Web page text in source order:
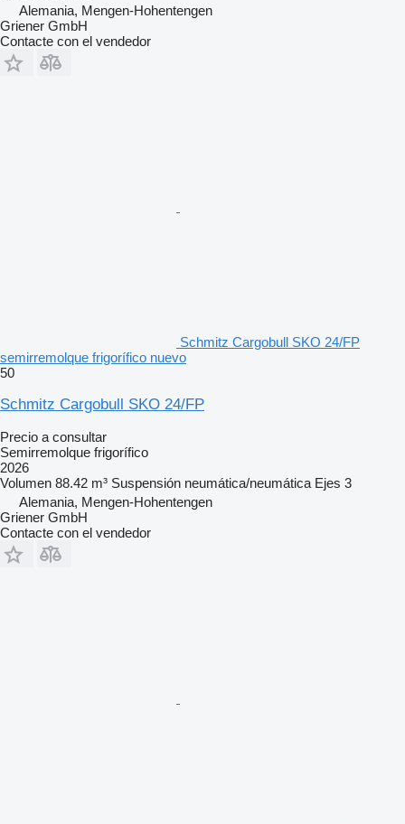
Alemania, Mengen-Hohentengen
Griener GmbH
Contacte con el vendedor
Schmitz Cargobull SKO 24/FP
semirremolque frigorífico nuevo
50
Schmitz Cargobull SKO 24/FP
Precio a consultar
Semirremolque frigorífico
2026
Volumen 88.42 m³ Suspensión neumática/neumática Ejes 3
Alemania, Mengen-Hohentengen
Griener GmbH
Contacte con el vendedor